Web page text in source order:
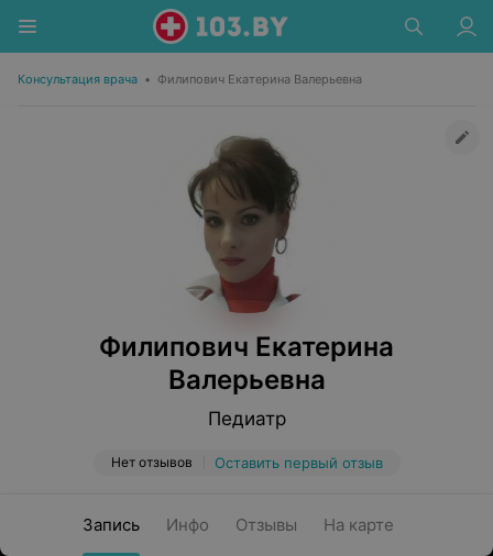
Консультация врача • Филипович Екатерина Валерьевна
Филипович Екатерина
Валерьевна
Педиатр
Нет отзывов Оставить первый отзыв
Запись Инфо Отзывы На карте